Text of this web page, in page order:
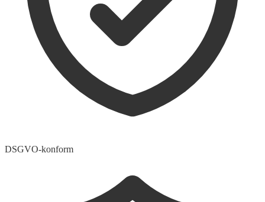
DSGVO-konform